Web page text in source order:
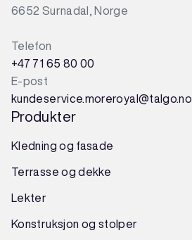
6652 Surnadal, Norge
Telefon
+47 71 65 80 00
E-post
kundeservice.moreroyal@talgo.no
Produkter
Kledning og fasade
Terrasse og dekke
Lekter
Konstruksjon og stolper